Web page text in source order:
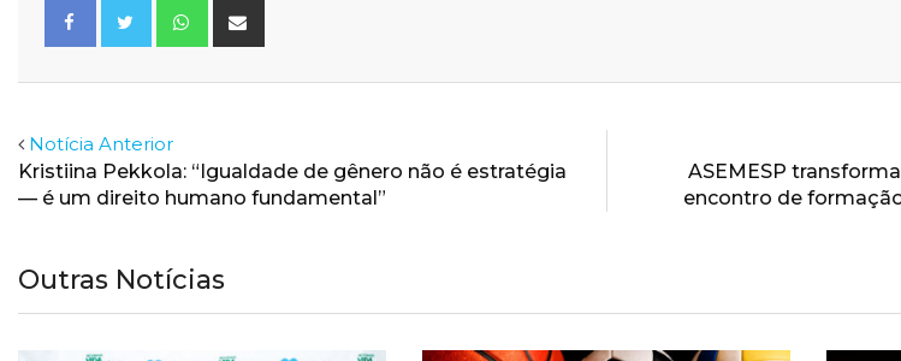
Whatsapp
Notícia Anterior
Kristiina Pekkola: “Igualdade de gênero não é estratégia
— é um direito humano fundamental”
ASEMESP
encontro de
Outras Notícias